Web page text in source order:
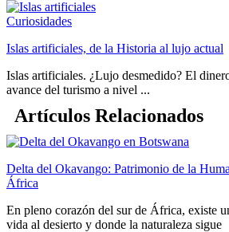
Curiosidades
Islas artificiales, de la Historia al lujo actual
Islas artificiales. ¿Lujo desmedido? El
avance del turismo a nivel ...
Artículos Relacionados
Delta del Okavango: Patrimonio de la
África
En pleno corazón del sur de África, existe
vida al desierto y donde la naturaleza sigue